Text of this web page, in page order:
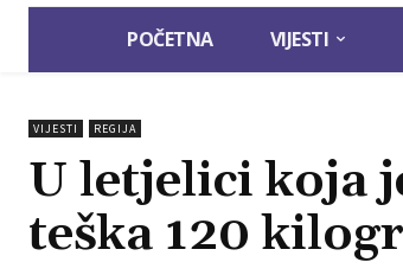
POČETNA VIJESTI
VIJESTI REGIJA
U letjelici koja
teška 120